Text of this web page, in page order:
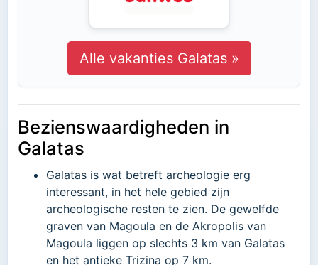
Alle vakanties Galatas »
Bezienswaardigheden in
Galatas
Galatas is wat betreft archeologie erg
interessant, in het hele gebied zijn
archeologische resten te zien. De gewelfde
graven van Magoula en de Akropolis van
Magoula liggen op slechts 3 km van Galatas
en het antieke Trizina op 7 km.